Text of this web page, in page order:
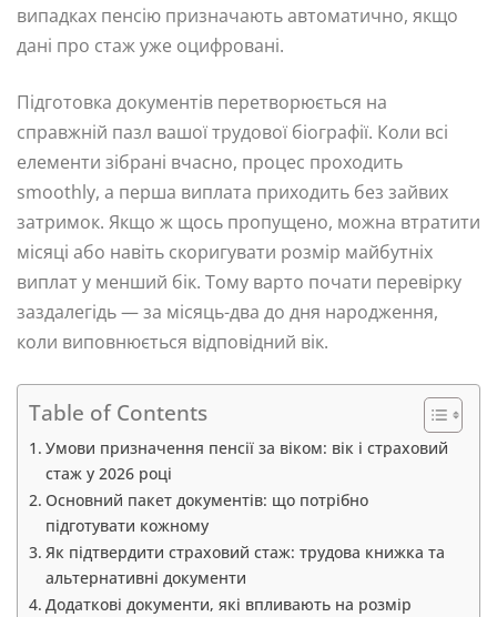
випадках пенсію призначають автоматично, якщо
дані про стаж уже оцифровані.
Підготовка документів перетворюється на
справжній пазл вашої трудової біографії. Коли всі
елементи зібрані вчасно, процес проходить
smoothly, а перша виплата приходить без зайвих
затримок. Якщо ж щось пропущено, можна втратити
місяці або навіть скоригувати розмір майбутніх
виплат у менший бік. Тому варто почати перевірку
заздалегідь — за місяць-два до дня народження,
коли виповнюється відповідний вік.
Table of Contents
Умови призначення пенсії за віком: вік і страховий
стаж у 2026 році
Основний пакет документів: що потрібно
підготувати кожному
Як підтвердити страховий стаж: трудова книжка та
альтернативні документи
Додаткові документи, які впливають на розмір